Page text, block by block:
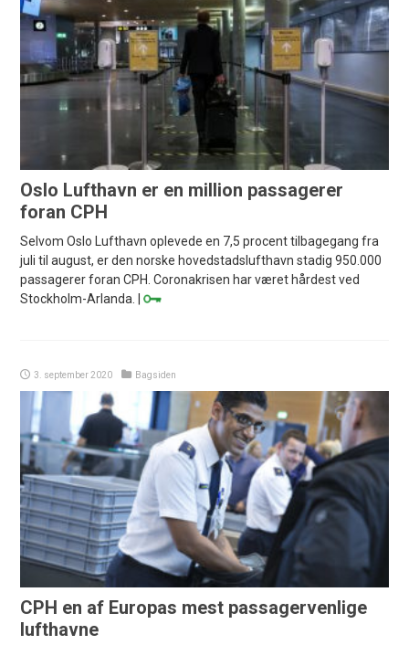
Oslo Lufthavn er en million passagerer
foran CPH
Selvom Oslo Lufthavn oplevede en 7,5 procent tilbagegang fra
juli til august, er den norske hovedstadslufthavn stadig 950.000
passagerer foran CPH. Coronakrisen har været hårdest ved
Stockholm-Arlanda. |
3. september 2020 Bagsiden
CPH en af Europas mest passagervenlige
lufthavne